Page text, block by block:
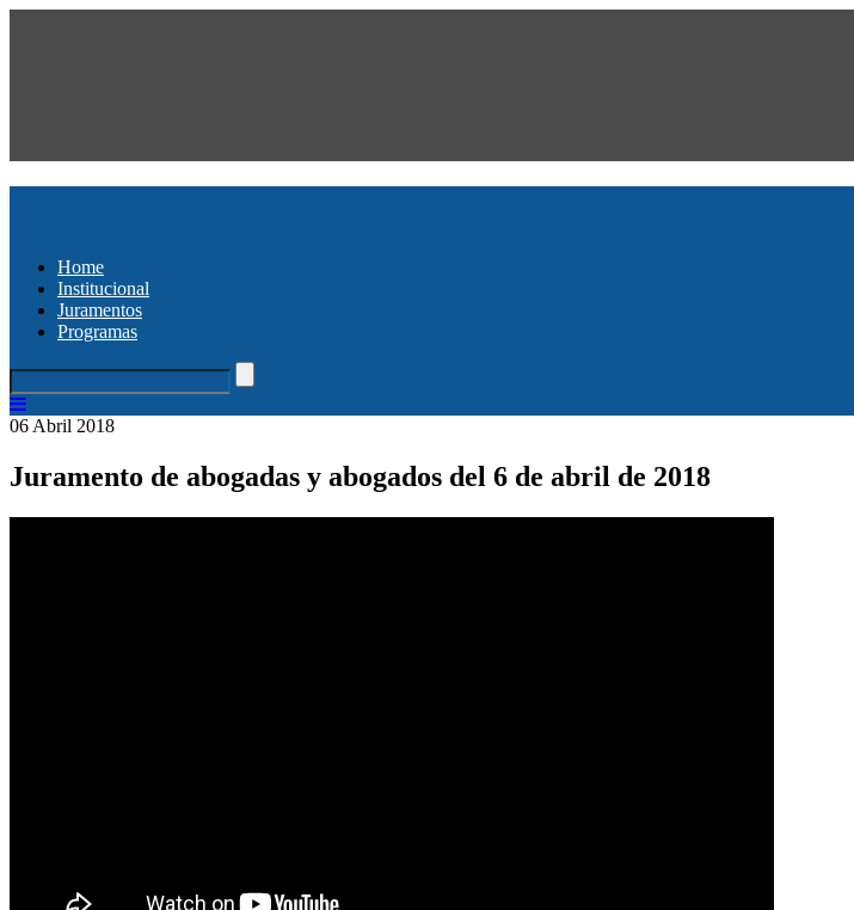
Home
Institucional
Juramentos
Programas
06 Abril 2018
Juramento de abogadas y abogados del 6 de abril de 2018